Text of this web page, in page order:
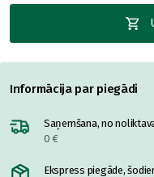
Informācija par piegādi
Saņemšana, no
0 €
Ekspress piegāde,